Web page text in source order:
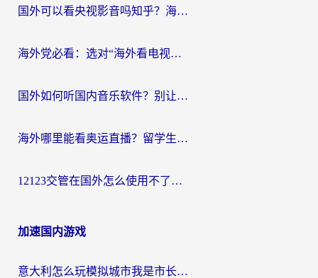
国外可以看央视影音吗知乎？海外党亲测有效的回国加速方案
海外党必看：选对“海外看电视剧软件”，再也不用愁国内剧刷不了
国外如何听国内音乐软件？别让地域限制，断了你的中文歌单
海外哪里能看奥运直播？留学生&海外华人必看的体育赛事观赛终极指南
12123交管在国外怎么使用不了？海外华人必看的无缝访问国内资源指南
加速国内游戏
意大利怎么玩模拟城市我是市长？海外党国服游戏加速终极攻略（附三国3量子特攻解决办法）